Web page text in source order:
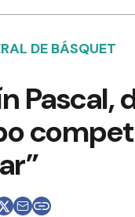
DE BÁSQUET
Pascal,